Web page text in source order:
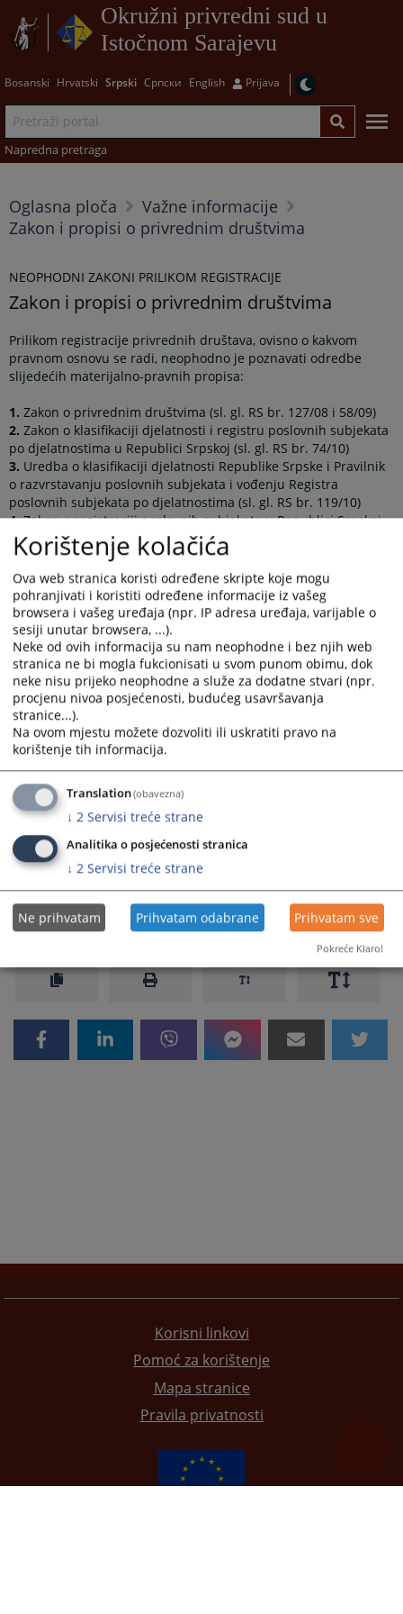
Okružni privredni sud u
Istočnom Sarajevu
Bosanski Hrvatski Srpski Српски English Prijava
Napredna pretraga
Oglasna ploča
Važne informacije
Zakon i propisi o privrednim društvima
NEOPHODNI ZAKONI PRILIKOM REGISTRACIJE
Zakon i propisi o privrednim društvima
Prilikom registracije privrednih društava, ovisno o kakvom
pravnom osnovu se radi, neophodno je poznavati odredbe
slijedećih materijalno-pravnih propisa:
1. Zakon o privrednim društvima (sl. gl. RS br. 127/08 i 58/09)
2. Zakon o klasifikaciji djelatnosti i registru poslovnih subjekata
po djelatnostima u Republici Srpskoj (sl. gl. RS br. 74/10)
3. Uredba o klasifikaciji djelatnosti Republike Srpske i Pravilnik
o razvrstavanju poslovnih subjekata i vođenju Registra
poslovnih subjekata po djelatnostima (sl. gl. RS br. 119/10)
4.Zakon o registraciji poslovnih subjekata u Republici Srpskoj
(sl. gl. RS br. 42/05 i 118/09)
5.Zakon o vanparničnom postupku (sl. gl. RS br. 36/09)
6.Zakon o notarima (sl. gl. RS br. 86/04, 2/05, 74/05, 91/06 i
37/07)
7.Zakon o javnim preduzećima (sl. gl. RS br. 75/04)
8.Zakon o bankama (sl. gl. RS br. 44/03 i 74/04)
Prikazana vijest je na: Srpski jezik
Linkovi
Službeni glasnik Republike Srpske
Prateći dokumenti
Zakon o registraciji poslovnih subjekata RS
1131PREGLEDA
Korisni linkovi
Pomoć za korištenje
Mapa stranice
Pravila privatnosti
Korištenje kolačića
Ova web stranica koristi određene skripte koje mogu
pohranjivati i koristiti određene informacije iz vašeg
browsera i vašeg uređaja (npr. IP adresa uređaja, varijable o
sesiji unutar browsera, ...).
Neke od ovih informacija su nam neophodne i bez njih web
stranica ne bi mogla fukcionisati u svom punom obimu, dok
neke nisu prijeko neophodne a služe za dodatne stvari (npr.
procjenu nivoa posjećenosti, budućeg usavršavanja
stranice...).
Na ovom mjestu možete dozvoliti ili uskratiti pravo na
korištenje tih informacija.
Translation(obavezna)
↓ 2 Servisi treće strane
Analitika o posjećenosti stranica
↓ 2 Servisi treće strane
Ne prihvatam Prihvatam odabrane Prihvatam sve
Pokreće Klaro!